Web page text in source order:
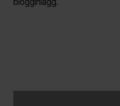
blogginlägg.